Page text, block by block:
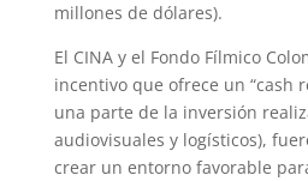
millones de dólares).
El CINA y el Fondo Fílmico
incentivo que ofrece un “cash
una parte de la inversión
audiovisuales y logísticos),
crear un entorno favorable